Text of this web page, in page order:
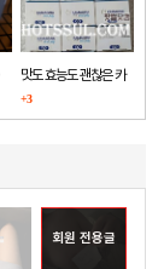
맛도 효능도 괜찮은 카
마그라
+3
회원 전용글